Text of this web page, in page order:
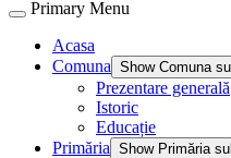
Primary Menu
Acasa
Comuna Show Comuna
Prezentare generală
Istoric
Educație
Primăria Show Primăria